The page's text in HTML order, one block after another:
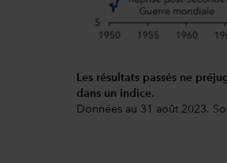
Les résultats passés ne
dans un indice.
Données au 31 août 2023.